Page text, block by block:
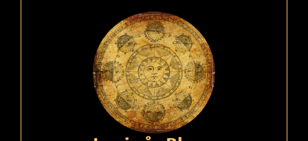
Ser med tarotkort & pendel om du vil. Jeg er åpen,
tar lett inn energier på deg og de rundt deg. Kan
hjelpe deg å se veien din for deg - sier det jeg ser!